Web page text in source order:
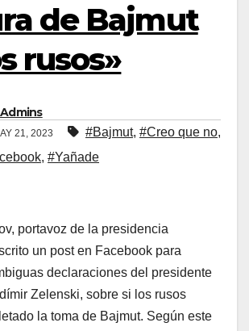
de Bajmut
rusos»
Admins
21, 2023 #Bajmut, #Creo que no,
, #Yañade
portavoz de la presidencia
un post en Facebook para
declaraciones del presidente
Zelenski, sobre si los rusos
la toma de Bajmut. Según este